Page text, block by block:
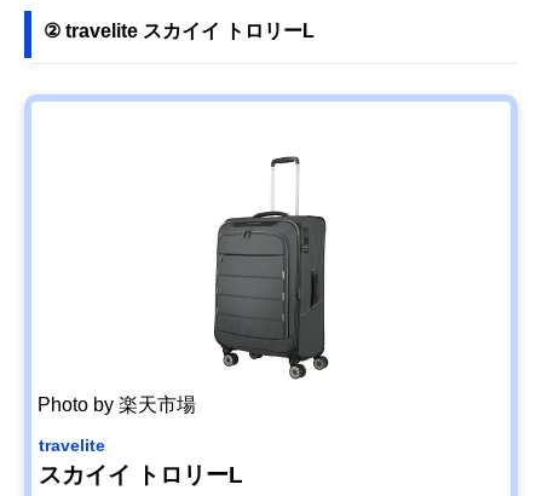
② travelite スカイイ トロリーL
Photo by 楽天市場
travelite
スカイイ トロリーL